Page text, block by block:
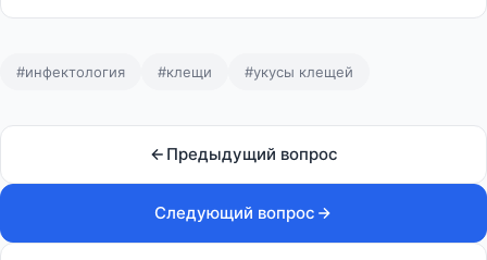
#инфектология #клещи #укусы клещей
Предыдущий вопрос
Следующий вопрос